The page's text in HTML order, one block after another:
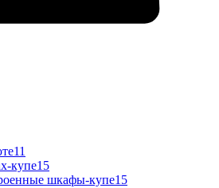
11
купе15
шкафы-купе15